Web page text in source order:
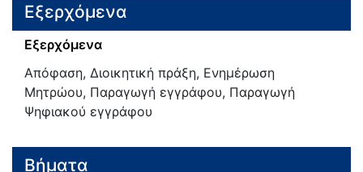
Εξερχόμενα
Εξερχόμενα
Απόφαση, Διοικητική πράξη, Ενημέρωση
Μητρώου, Παραγωγή εγγράφου, Παραγωγή
Ψηφιακού εγγράφου
Βήματα